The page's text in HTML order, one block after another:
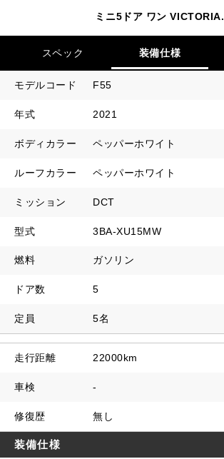
ミニ5ドア ワン VICTORIA.
スペック 装備仕様
モデルコード F55
年式 2021
ボディカラー ペッパーホワイト
ルーフカラー ペッパーホワイト
ミッション DCT
型式 3BA-XU15MW
燃料 ガソリン
ドア数 5
定員 5名
走行距離 22000km
車検 -
修復歴 無し
装備仕様